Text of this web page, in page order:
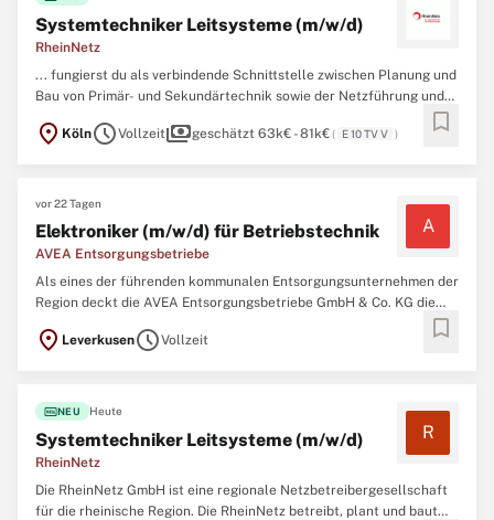
Systemtechniker Leitsysteme (m/w/d)
RheinNetz
... fungierst du als verbindende Schnittstelle zwischen Planung und
Bau von Primär- und Sekundärtechnik sowie der Netzführung und
Zusammenarbeit bei Profil Du hast ein abgeschlossenes Bachelor-
location_on KölnscheduleVollzeitpaymentsgeschätzt 63k€ - 81k€( E 10 TV V ) bookmark
vor 22 Tagen
Elektroniker (m/w/d) für Betriebstechnik
AVEA Entsorgungsbetriebe
A
Als eines der führenden kommunalen Entsorgungsunternehmen der
Region deckt die AVEA Entsorgungsbetriebe GmbH & Co. KG die
gesamte Palette moderner Entsorgungsleistungen vom Einsammeln
und Transport der Wertstoffe und Abfälle über die Verwertung und
location_on LeverkusenscheduleVollzeit bookmark
fiber_newNEU Heute
Systemtechniker Leitsysteme (m/w/d)
RheinNetz
R
Die RheinNetz GmbH ist eine regionale Netzbetreibergesellschaft
für die rheinische Region. Die RheinNetz betreibt, plant und baut